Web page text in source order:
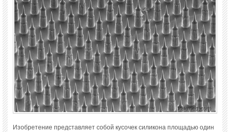
Изобретение представляет собой кусочек силикона площадью один